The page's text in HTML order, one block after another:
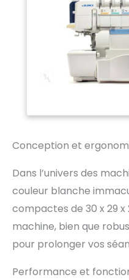
Conception et
Dans l’univers des
couleur blanche
compactes de 30 x 29
machine, bien que
pour prolonger vos
Performance et